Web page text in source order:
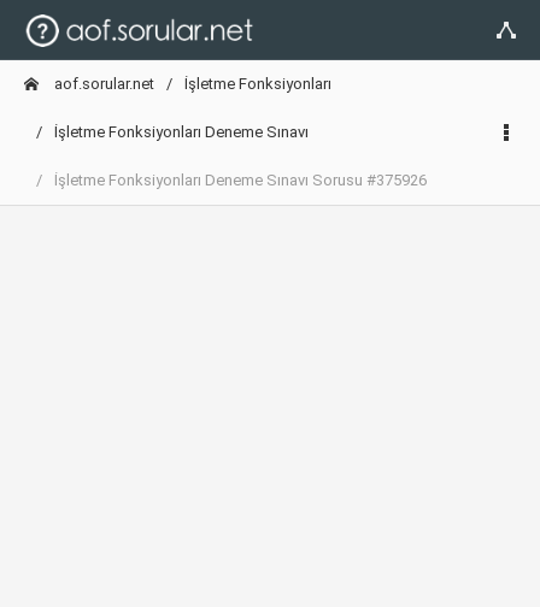
aof.sorular.net İşletme Fonksiyonları
İşletme Fonksiyonları Deneme Sınavı
İşletme Fonksiyonları Deneme Sınavı Sorusu #375926